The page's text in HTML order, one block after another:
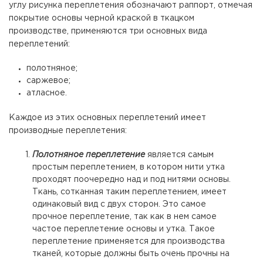
углу рисунка переплетения обозначают раппорт, отмечая
покрытие основы черной краской в ткацком
производстве, применяются три основных вида
переплетений:
полотняное;
саржевое;
атласное.
Каждое из этих основных переплетений имеет
производные переплетения:
Полотняное переплетение является самым
простым переплетением, в котором нити утка
проходят поочередно над и под нитями основы.
Ткань, сотканная таким переплетением, имеет
одинаковый вид с двух сторон. Это самое
прочное переплетение, так как в нем самое
частое переплетение основы и утка. Такое
переплетение применяется для производства
тканей, которые должны быть очень прочны на